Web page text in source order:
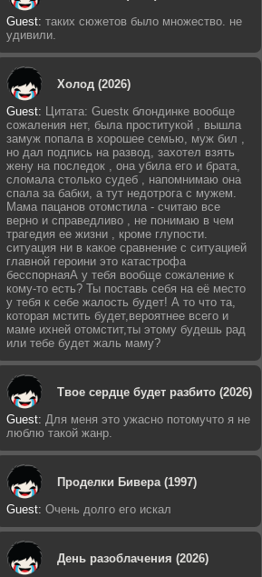
Guest: таких сюжетов было множество. не
удивили.
Холод (2026)
Guest: Цитата: Guestк блондинке вообще
сожаления нет, была проститукой , вышла
замуж попала в хорошее семью, муж бил ,
но дал подпись на развод, захотел взять
жену на последок , она убила его и брата,
сломала столько судеб , напомнимаю она
спала за бабки, а тут недотрога с мужем.
Мама пацанов отомстила - считаю все
верно и справедливо , не понимаю в чем
трагедия ее жизни , кроме глупости.
ситуация ни в какое сравнение с ситуацией
главной героини это катастрофа
бесспорнаяА у тебя вообще сожаление к
кому-то есть? Ты поставь себя на её место
у тебя к себе жалость будет! А то что та,
которая мстить будет,вероятнее всего и
маме ихней отомстит,ты этому будешь рад
или тебе будет жаль маму?
Твое сердце будет разбито (2026)
Guest: Для меня это ужасно потомучто я не
люблю такой жанр.
Проделки Бивера (1997)
Guest: Очень долго его искал
День разоблачения (2026)